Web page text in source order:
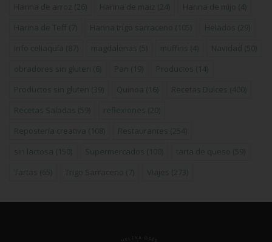
Harina de arroz (26) Harina de maiz (24) Harina de mijo (4)
Harina de Teff (7) Harina trigo sarraceno (105) Helados (29)
Info celiaquía (87) magdalenas (5) muffins (4) Navidad (50)
obradores sin gluten (6) Pan (19) Productos (14)
Productos sin gluten (39) Quinoa (16) Recetas Dulces (400)
Recetas Saladas (59) reflexiones (20)
Repostería creativa (108) Restaurantes (254)
sin lactosa (150) Supermercados (100) tarta de queso (59)
Tartas (65) Trigo Sarraceno (7) Viajes (273)